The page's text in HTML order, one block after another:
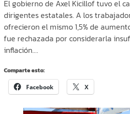
El gobierno de Axel Kicillof tuvo el
dirigentes estatales. A los
ofrecieron el mismo 1,5% de
fue rechazada por considerarla
inflación.…
Comparte esto:
Facebook X